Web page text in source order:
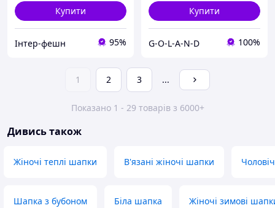
Купити
Інтер-фешн 95%
Купити
G-O-L-A-N-D 100%
1 2 3 ...
Показано 1 - 29 товарів з 6000+
Дивись також
Жіночі теплі шапки В'язані жіночі шапки
Шапка з бубоном Біла шапка Жіночі зимові